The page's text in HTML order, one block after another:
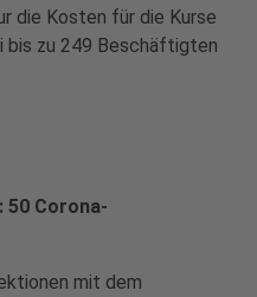
die Kosten für die Kurse
bis zu 249 Beschäftigten
50 Corona-
mit dem